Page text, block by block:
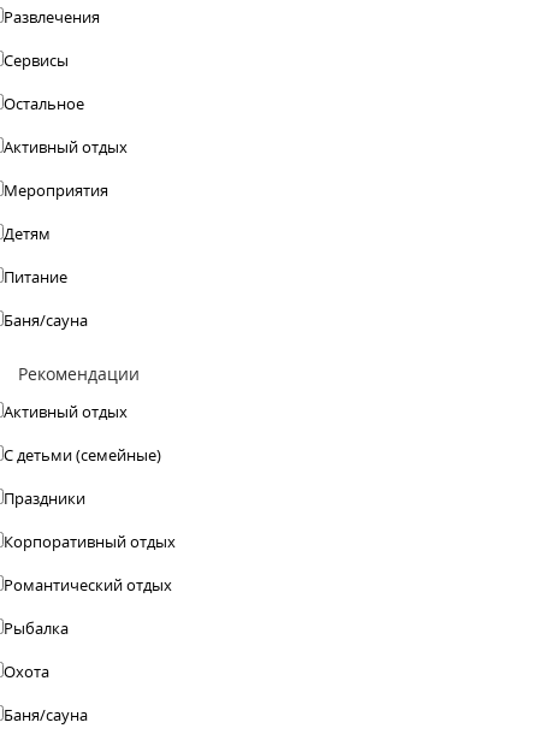
Развлечения
Сервисы
Остальное
Активный отдых
Мероприятия
Детям
Питание
Баня/сауна
Рекомендации
Активный отдых
С детьми (семейные)
Праздники
Корпоративный отдых
Романтический отдых
Рыбалка
Охота
Баня/сауна